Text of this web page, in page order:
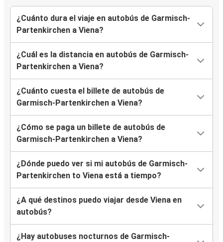
¿Cuánto dura el viaje en autobús de Garmisch-
Partenkirchen a Viena?
¿Cuál es la distancia en autobús de Garmisch-
Partenkirchen a Viena?
¿Cuánto cuesta el billete de autobús de
Garmisch-Partenkirchen a Viena?
¿Cómo se paga un billete de autobús de
Garmisch-Partenkirchen a Viena?
¿Dónde puedo ver si mi autobús de Garmisch-
Partenkirchen to Viena está a tiempo?
¿A qué destinos puedo viajar desde Viena en
autobús?
¿Hay autobuses nocturnos de Garmisch-